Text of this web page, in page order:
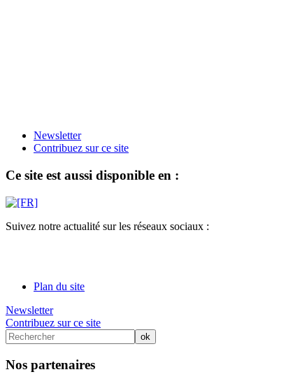
Newsletter
Contribuez sur ce site
Ce site est aussi disponible en :
Suivez notre actualité sur les réseaux sociaux :
Plan du site
Newsletter
Contribuez sur ce site
Nos partenaires